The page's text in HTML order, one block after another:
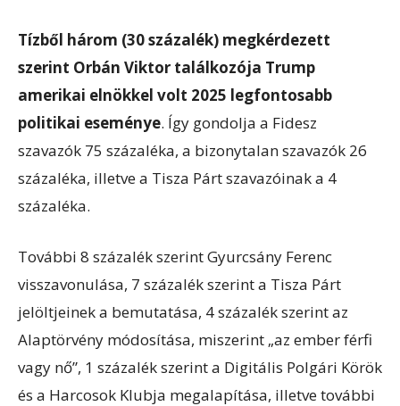
Tízből három (30 százalék) megkérdezett
szerint Orbán Viktor találkozója Trump
amerikai elnökkel volt 2025 legfontosabb
politikai eseménye. Így gondolja a Fidesz
szavazók 75 százaléka, a bizonytalan szavazók 26
százaléka, illetve a Tisza Párt szavazóinak a 4
százaléka.
További 8 százalék szerint Gyurcsány Ferenc
visszavonulása, 7 százalék szerint a Tisza Párt
jelöltjeinek a bemutatása, 4 százalék szerint az
Alaptörvény módosítása, miszerint „az ember férfi
vagy nő”, 1 százalék szerint a Digitális Polgári Körök
és a Harcosok Klubja megalapítása, illetve további